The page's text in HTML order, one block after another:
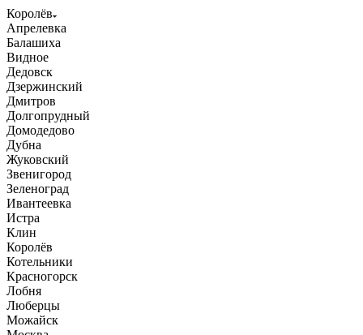
Королёв
Апрелевка
Балашиха
Видное
Дедовск
Дзержинский
Дмитров
Долгопрудный
Домодедово
Дубна
Жуковский
Звенигород
Зеленоград
Ивантеевка
Истра
Клин
Королёв
Котельники
Красногорск
Лобня
Люберцы
Можайск